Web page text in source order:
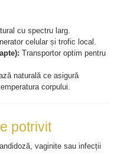
cu spectru larg.
celular și trofic local.
Transportor optim pentru
naturală ce asigură
corpului.
potrivit
vaginite sau infecții